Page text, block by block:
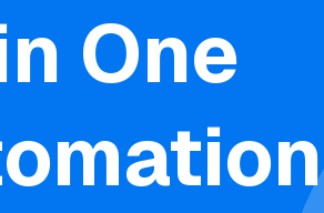
One